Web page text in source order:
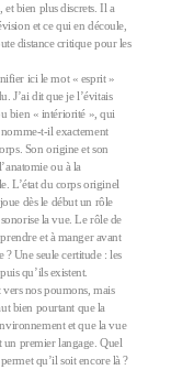
et bien plus discrets. Il a
et ce qui en découle,
distance critique pour les
ici le mot « esprit »
J’ai dit que je l’évitais
bien « intériorité », qui
t-il exactement
Son origine et son
ou à la
L’état du corps originel
dès le début un rôle
la vue. Le rôle de
et à manger avant
Une seule certitude : les
qu’ils existent.
nos poumons, mais
bien pourtant que la
et que la vue
un premier langage. Quel
qu’il soit encore là ?